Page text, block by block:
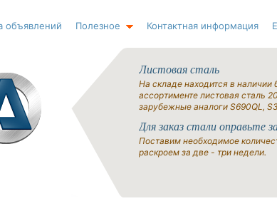
объявлений Полезное Контактная информация
Листовая сталь
На складе находится в
ассортименте листовая сталь
зарубежные аналоги S690QL,
Для заказ стали оправьте
Поставим необходимое
раскроем за две - три недели.